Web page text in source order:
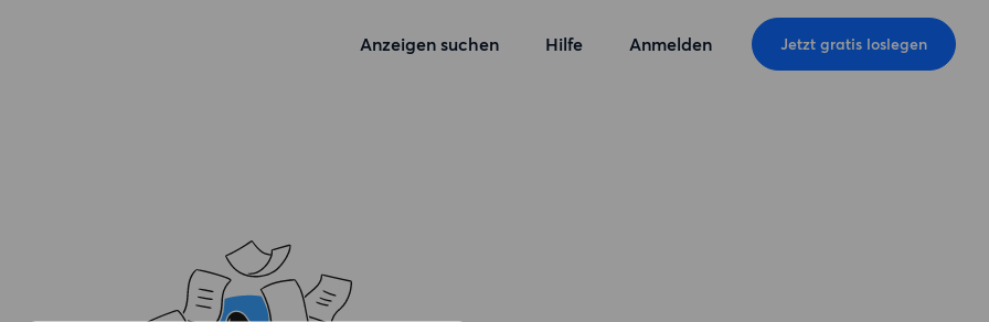
Anzeigen suchen Hilfe Anmelden Jetzt gratis loslegen